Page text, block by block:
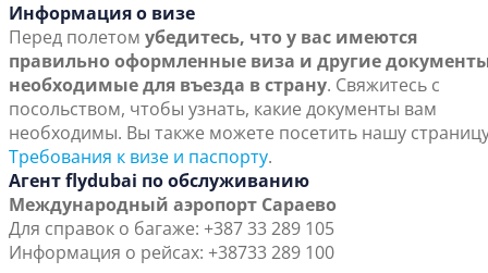
Информация о визе
Перед полетом убедитесь, что у вас имеются
правильно оформленные виза и другие
необходимые для въезда в страну. Свяжитесь с
посольством, чтобы узнать, какие документы вам
необходимы. Вы также можете посетить нашу
Требования к визе и паспорту.
Агент flydubai по обслуживанию
Международный аэропорт Сараево
Для справок о багаже: +387 33 289 105
Информация о рейсах: +38733 289 100